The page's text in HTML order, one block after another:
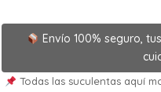
Envío 100% seguro,
Todas las suculentas aquí